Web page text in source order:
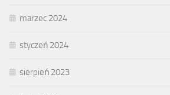
marzec 2024
styczeń 2024
sierpień 2023